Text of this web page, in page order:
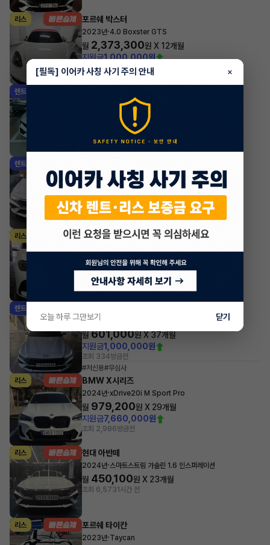
리스 포르쉐 박스터
2023년·4.0 Boxster GTS
월 2,373,300원 X 12개월
지원금1,000,000원
조회 164 방금전
렌트
2.0 가솔린 프레스티지
472,610원 X20
1,000,000원
조회 6,831방금전
렌트
2026년 스마트스트림 가솔린 1.6 스마트
월 417,000원 X 51 개월
지원금4,000,000원
조회 1,570 방금전
리스 벤츠 GLE클래스
월2,169,108원 X47개월
조회 2,038 방금전
렌트
2026년
월 601,000원 X 37개월
지원금1,000,000원
조회 334방금전
#저신용#무심사
리스
BMW X시리즈
2024년·xDrive20i M Sport Pro
월 979,200원 X 29개월
지원금7,660,000원
조회 2,986방금전
리스 현대 아반떼
2024년·스마트스트림 가솔린 1.6 인스퍼레이션
월 450,100원 X 23개월
조회 6,5731시간 전
리스 포르쉐 타이칸
2023년·Taycan
[필독] 이어카 사칭 사기 주의 안내 ×
오늘 하루 그만보기 닫기